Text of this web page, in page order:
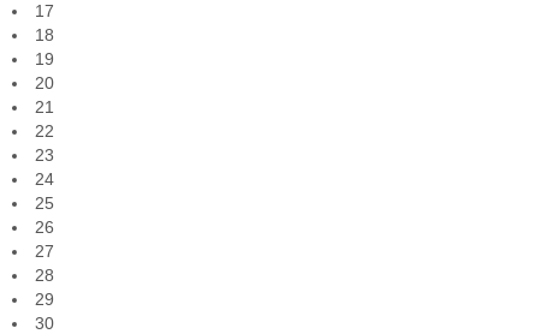
17
18
19
20
21
22
23
24
25
26
27
28
29
30